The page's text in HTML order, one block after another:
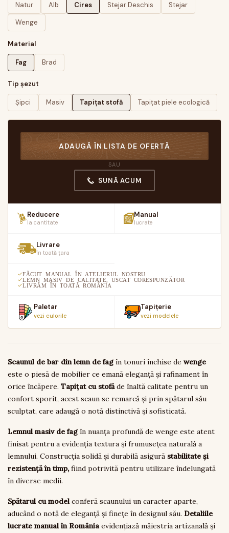
Natur Alb Cires Stejar Deschis
Stejar
Wenge
Material
Fag Brad
Tip șezut
Șipci Masiv Tapițat stofă Tapițat piele ecologică
ADAUGĂ ÎN LISTA DE OFERTĂ
SAU
SUNĂ ACUM
Reducere
la cantitate
Manual
lucrate
Livrare
în toată țara
FĂCUT MANUAL ÎN ATELIERUL NOSTRU
LEMN MASIV DE CALITATE, USCAT CORESPUNZĂTOR
LIVRĂM ÎN TOATĂ ROMÂNIA
Paletar
vezi culorile
Tapițerie
vezi modelele
Scaunul de bar din lemn de fag în tonuri închise de wenge
este o piesă de mobilier ce emană eleganță și rafinament în
orice încăpere. Tapițat cu stofăde înaltă calitate pentru un
confort sporit, acest scaun se remarcă și prin spătarul său
sculptat, care adaugă o notă distinctivă și sofisticată.
Lemnul masiv de fag în nuanța profundă de wenge este atent
finisat pentru a evidenția textura și frumusețea naturală a
lemnului. Construcția solidă și durabilă asigură stabilitate și
rezistență în timp,fiind potrivită pentru utilizare îndelungată
în diverse medii.
Spătarul cu model conferă scaunului un caracter aparte,
aducând o notă de eleganță și finețe în designul său. Detaliile
lucrate manual în Româniaevidențiază măiestria artizanală și